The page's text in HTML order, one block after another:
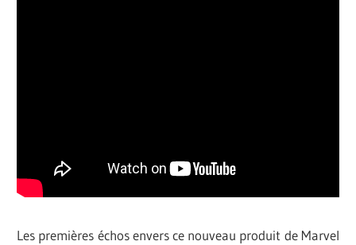
Les premières échos envers ce nouveau produit de Marvel